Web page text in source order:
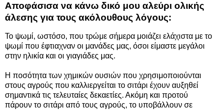
Αποφάσισα να κάνω δικό μου αλεύρι ολικής
άλεσης για τους ακόλουθους λόγους:
Το ψωμί, ωστόσο, που τρώμε σήμερα μοιάζει ελάχιστα με το
ψωμί που έφτιαχναν οι μανάδες μας, όσοι είμαστε μεγάλοι
στην ηλικία και οι γιαγιάδες μας.
Η ποσότητα των χημικών ουσιών που χρησιμοποιούνται
στους αγρούς που καλλιεργείται το σιτάρι έχουν αυξηθεί
σημαντικά τις τελευταίες δεκαετίες. Ακόμη και προτού
πάρουν το σιτάρι από τους αγρούς, το υποβάλλουν σε